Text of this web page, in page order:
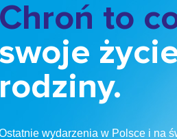
kapitału.